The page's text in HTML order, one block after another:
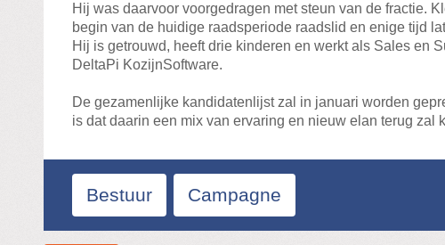
Hij was daarvoor voorgedragen met steun van de fractie.
begin van de huidige raadsperiode raadslid en enige tijd
Hij is getrouwd, heeft drie kinderen en werkt als Sales en
DeltaPi KozijnSoftware.
De gezamenlijke kandidatenlijst zal in januari worden
is dat daarin een mix van ervaring en nieuw elan terug zal
Bestuur Campagne